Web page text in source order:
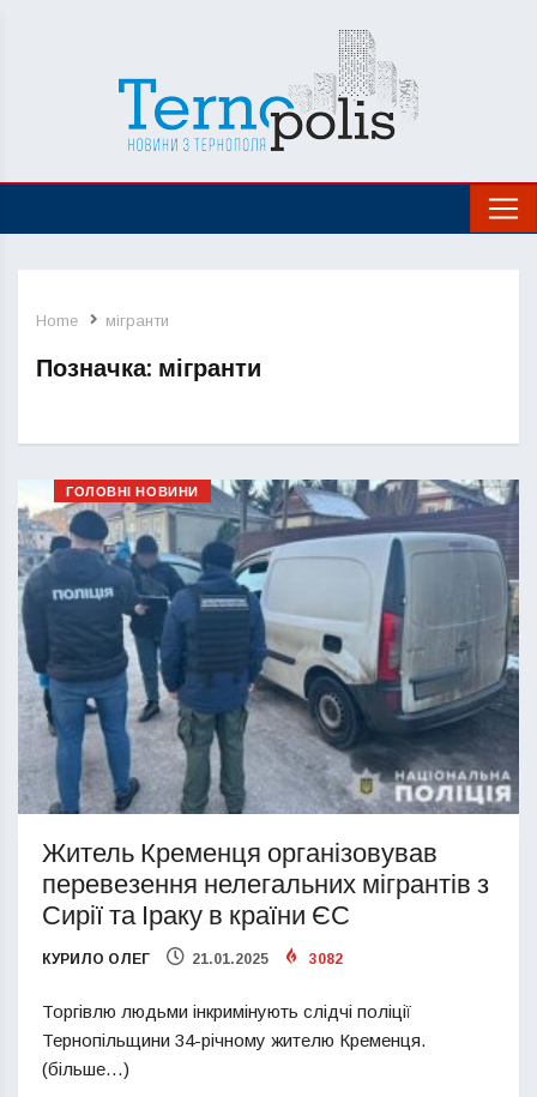
Home мігранти
Позначка: мігранти
ГОЛОВНІ НОВИНИ
Житель Кременця організовував
перевезення нелегальних мігрантів з
Сирії та Іраку в країни ЄС
КУРИЛО ОЛЕГ 21.01.2025 3082
Торгівлю людьми інкримінують слідчі поліції
Тернопільщини 34-річному жителю Кременця.
(більше…)